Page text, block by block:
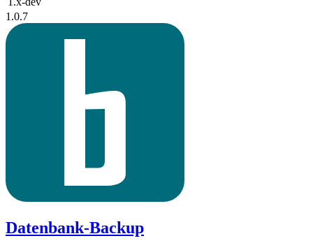
1.0.7
Datenbank-Backup